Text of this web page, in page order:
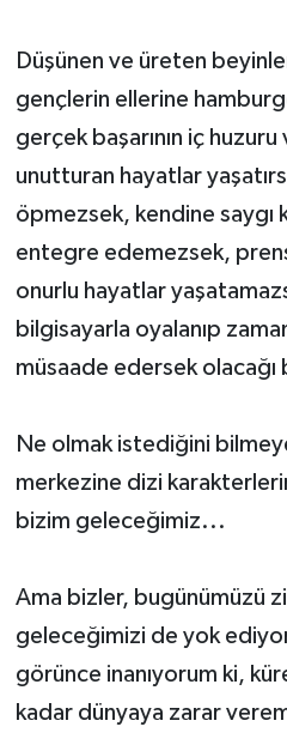
Düşünen ve üreten
gençlerin ellerine
gerçek başarının iç
unutturan hayatlar
öpmezsek, kendine saygı
entegre edemezsek,
onurlu hayatlar
bilgisayarla oyalanıp
müsaade edersek olacağı
Ne olmak istediğini
merkezine dizi
bizim geleceğimiz...
Ama bizler, bugünümüzü
geleceğimizi de yok
görünce inanıyorum ki,
kadar dünyaya zarar